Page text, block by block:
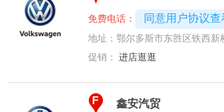
免费电话： 同意用户协议查
4008192717-
地址： 鄂尔多斯市东胜区铁西新
促销： 进店逛逛
F 鑫安汽贸